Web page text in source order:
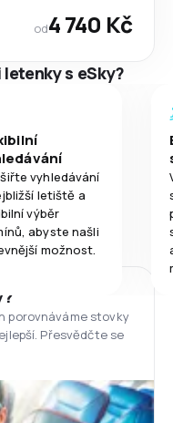
od4 740 Kč
s eSky?
vyhledávání
letiště a
výběr
abyste našli
možnost.
porovnáváme stovky
Přesvědčte se